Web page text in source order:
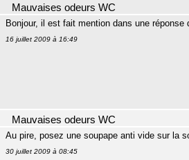
Mauvaises odeurs WC
Bonjour, il est fait mention dans une
16 juillet 2009 à 16:49
Mauvaises odeurs WC
Au pire, posez une soupape anti vide sur la
30 juillet 2009 à 08:45